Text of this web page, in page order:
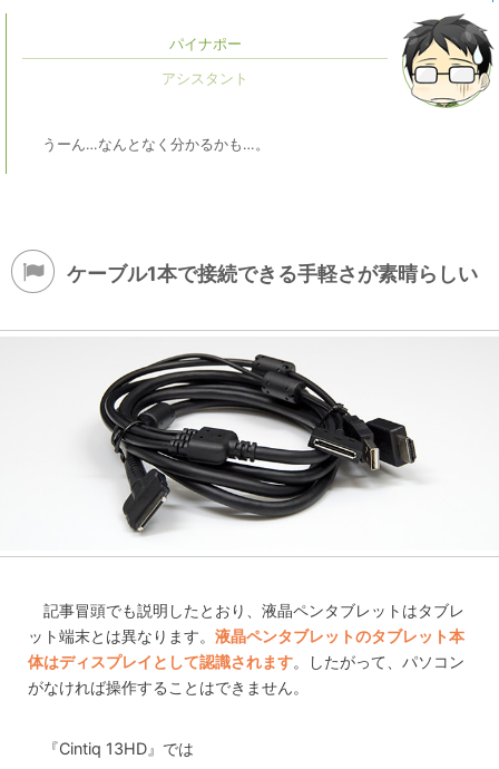
パイナポー
うーん…なんとなく分かるかも…。
ケーブル1本で接続できる手軽さが素晴らしい
記事冒頭でも説明したとおり、液晶ペンタブレットはタブレ
ット端末とは異なります。 液晶ペンタブレットのタブレット本
体はディスプレイとして認識されます。したがって、パソコン
がなければ操作することはできません。
『Cintiq 13HD』では